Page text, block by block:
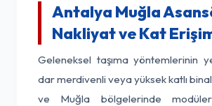
Antalya Muğla
Nakliyat ve Kat
Geleneksel taşıma yöntemlerinin
dar merdivenli veya yüksek katlı
ve Muğla bölgelerinde